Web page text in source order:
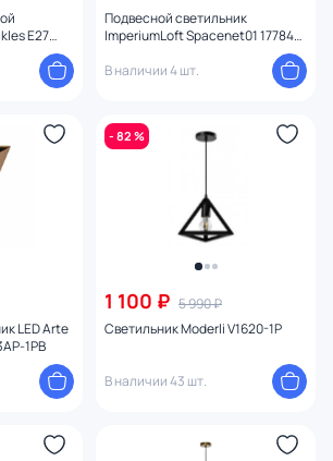
E27
Подвесной светильник
ImperiumLoft Spacenet01 177846-
В наличии 4 шт.
LED Arte
1PB
- 82 %
1 100 ₽ 5 990 ₽
Светильник Moderli V1620-1P
В наличии 43 шт.